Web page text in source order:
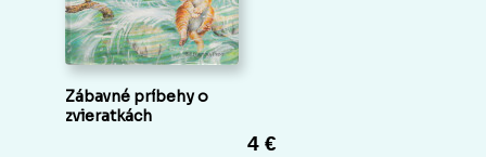
Zábavné príbehy o
zvieratkách
4 €